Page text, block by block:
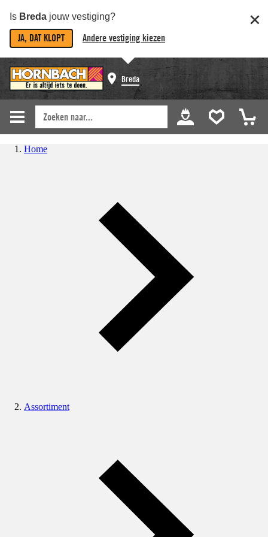
Is Breda jouw vestiging?
JA, DAT KLOPT Andere vestiging kiezen
Breda
Home
Assortiment